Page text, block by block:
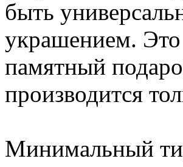
быть
украшением.
памятный
производится
Минимальный